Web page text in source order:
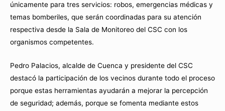
únicamente para tres servicios: robos, emergencias médicas y
temas bomberiles, que serán coordinadas para su atención
respectiva desde la Sala de Monitoreo del CSC con los
organismos competentes.
Pedro Palacios, alcalde de Cuenca y presidente del CSC
destacó la participación de los vecinos durante todo el proceso
porque estas herramientas ayudarán a mejorar la percepción
de seguridad; además, porque se fomenta mediante estos